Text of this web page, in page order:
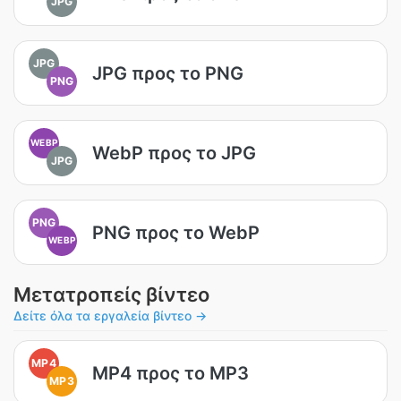
JPG
PNG
JPG προς το PNG
WEBP
JPG WebP προς το JPG
PNG
WEBP PNG προς το WebP
Μετατροπείς βίντεο
Δείτε όλα τα εργαλεία βίντεο →
MP4
MP3
MP4 προς το MP3